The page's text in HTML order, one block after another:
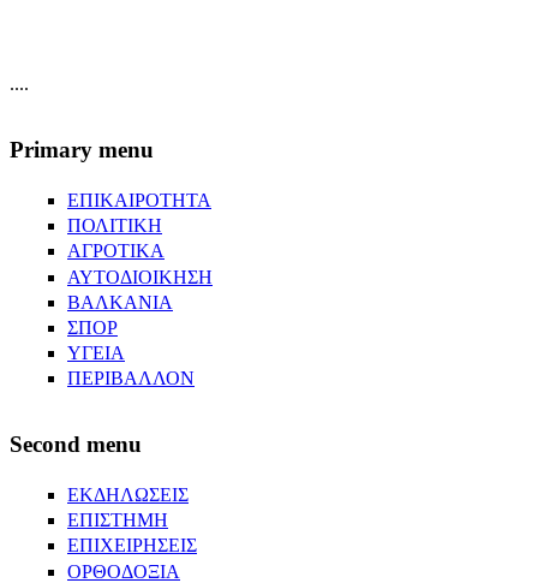
....
Primary menu
ΕΠΙΚΑΙΡΟΤΗΤΑ
ΠΟΛΙΤΙΚΗ
ΑΓΡΟΤΙΚΑ
ΑΥΤΟΔΙΟΙΚΗΣΗ
ΒΑΛΚΑΝΙΑ
ΣΠΟΡ
ΥΓΕΙΑ
ΠΕΡΙΒΑΛΛΟΝ
Second menu
ΕΚΔΗΛΩΣΕΙΣ
ΕΠΙΣΤΗΜΗ
ΕΠΙΧΕΙΡΗΣΕΙΣ
ΟΡΘΟΔΟΞΙΑ